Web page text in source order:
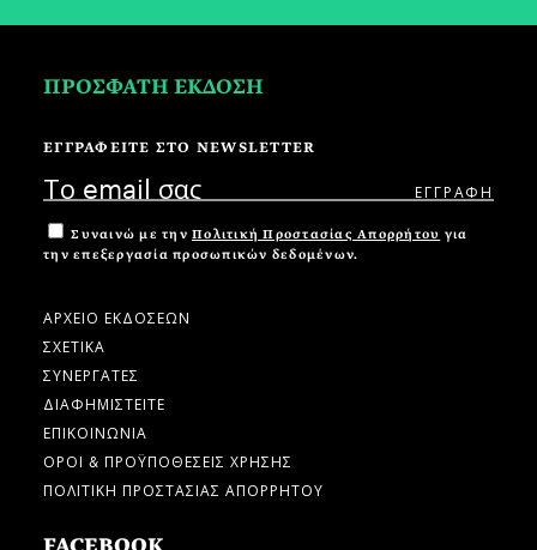
ΠΡΟΣΦΑΤΗ ΕΚΔΟΣΗ
ΕΓΓΡΑΦΕΙΤΕ ΣΤΟ NEWSLETTER
Συναινώ με την Πολιτική Προστασίας Απορρήτου για
την επεξεργασία προσωπικών δεδομένων.
ΑΡΧΕΙΟ ΕΚΔΟΣΕΩΝ
ΣΧΕΤΙΚΑ
ΣΥΝΕΡΓΑΤΕΣ
ΔΙΑΦΗΜΙΣΤΕΙΤΕ
ΕΠΙΚΟΙΝΩΝΙΑ
ΟΡΟΙ & ΠΡΟΫΠΟΘΕΣΕΙΣ ΧΡΗΣΗΣ
ΠΟΛΙΤΙΚΗ ΠΡΟΣΤΑΣΙΑΣ ΑΠΟΡΡΗΤΟΥ